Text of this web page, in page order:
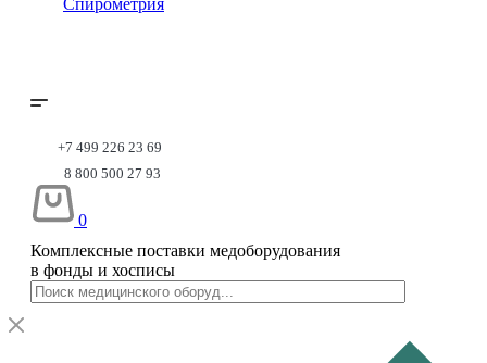
+7 499 226 23 69
8 800 500 27 93
0
Комплексные поставки медоборудования
в фонды и хосписы